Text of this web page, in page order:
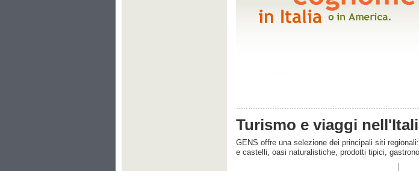
Turismo e viaggi
GENS offre una selezione dei principali siti
e castelli, oasi naturalistiche, prodotti tipici,